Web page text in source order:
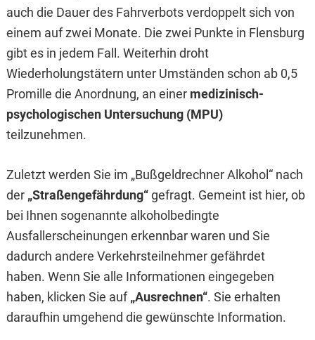
auch die Dauer des Fahrverbots verdoppelt sich von
einem auf zwei Monate. Die zwei Punkte in Flensburg
gibt es in jedem Fall. Weiterhin droht
Wiederholungstätern unter Umständen schon ab 0,5
Promille die Anordnung, an einer medizinisch-
psychologischen Untersuchung (MPU)
teilzunehmen.
Zuletzt werden Sie im „Bußgeldrechner Alkohol“ nach
der „Straßengefährdung“gefragt. Gemeint ist hier, ob
bei Ihnen sogenannte alkoholbedingte
Ausfallerscheinungen erkennbar waren und Sie
dadurch andere Verkehrsteilnehmer gefährdet
haben. Wenn Sie alle Informationen eingegeben
haben, klicken Sie auf„Ausrechnen“. Sie erhalten
daraufhin umgehend die gewünschte Information.